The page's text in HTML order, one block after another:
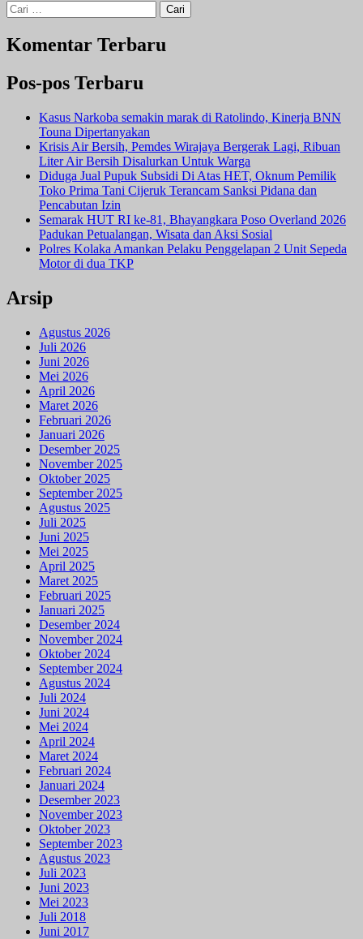
Cari
untuk:
Komentar Terbaru
Pos-pos Terbaru
Kasus Narkoba semakin marak di Ratolindo, Kinerja BNN
Touna Dipertanyakan
Krisis Air Bersih, Pemdes Wirajaya Bergerak Lagi, Ribuan
Liter Air Bersih Disalurkan Untuk Warga
Diduga Jual Pupuk Subsidi Di Atas HET, Oknum Pemilik
Toko Prima Tani Cijeruk Terancam Sanksi Pidana dan
Pencabutan Izin
Semarak HUT RI ke-81, Bhayangkara Poso Overland 2026
Padukan Petualangan, Wisata dan Aksi Sosial
Polres Kolaka Amankan Pelaku Penggelapan 2 Unit Sepeda
Motor di dua TKP
Arsip
Agustus 2026
Juli 2026
Juni 2026
Mei 2026
April 2026
Maret 2026
Februari 2026
Januari 2026
Desember 2025
November 2025
Oktober 2025
September 2025
Agustus 2025
Juli 2025
Juni 2025
Mei 2025
April 2025
Maret 2025
Februari 2025
Januari 2025
Desember 2024
November 2024
Oktober 2024
September 2024
Agustus 2024
Juli 2024
Juni 2024
Mei 2024
April 2024
Maret 2024
Februari 2024
Januari 2024
Desember 2023
November 2023
Oktober 2023
September 2023
Agustus 2023
Juli 2023
Juni 2023
Mei 2023
Juli 2018
Juni 2017